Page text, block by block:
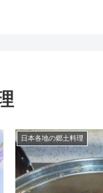
日本各地の郷土料理